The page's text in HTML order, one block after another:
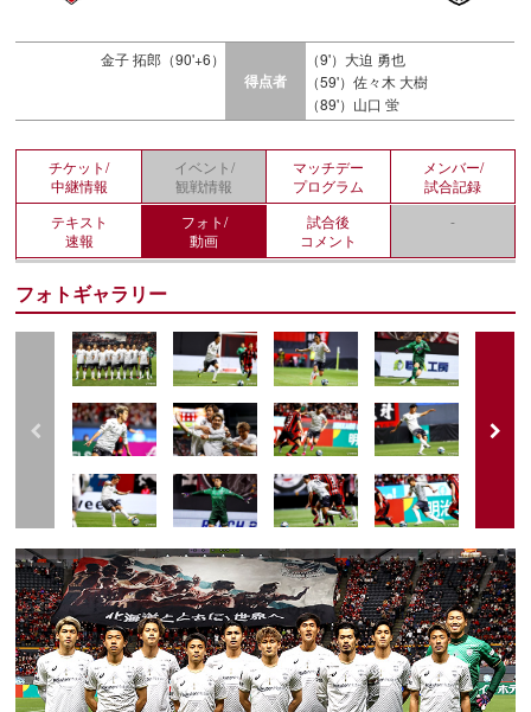
金子 拓郎（90'+6）
得点者
（9'）大迫 勇也
（59'）佐々木 大樹
（89'）山口 蛍
チケット/
中継情報
イベント/
観戦情報
マッチデー
プログラム
メンバー/
試合記録
テキスト
速報
フォト/
動画
試合後
コメント
-
フォトギャラリー